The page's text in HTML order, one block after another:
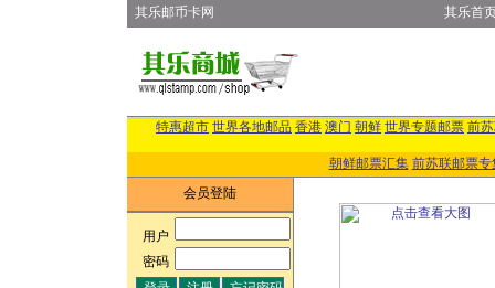
其乐邮币卡网 其乐首
特惠超市 世界各地邮品 香港 澳门 朝鲜 世界专题邮票 前
朝鲜邮票汇集 前苏联邮票专
会员登陆
用户:
密码: